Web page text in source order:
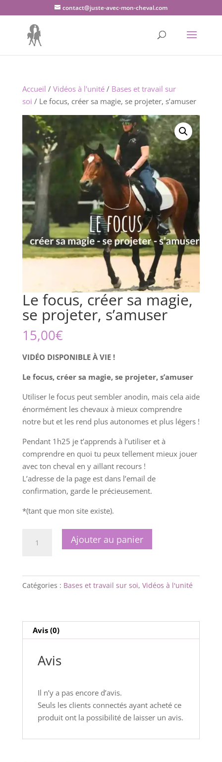
contact@juste-avec-mon-cheval.com
Accueil / Vidéos à l'unité/ Bases et travail sur
soi / Le focus, créer sa magie, se projeter, s’amuser
Le focus, créer sa magie,
se projeter, s’amuser
15,00€
VIDÉO DISPONIBLE À VIE !
Le focus, créer sa magie, se projeter, s’amuser
Utiliser le focus peut sembler anodin, mais cela aide
énormément les chevaux à mieux comprendre
notre but et les rend plus autonomes et plus légers !
Pendant 1h25 je t’apprends à l’utiliser et à
comprendre en quoi tu peux tellement mieux jouer
avec ton cheval en y aillant recours !
L’adresse de la page est dans l’email de
confirmation, garde le précieusement.
*(tant que mon site existe).
créer
se
projeter,
Ajouter au panier
Catégories : Bases et travail sur soi, Vidéos à l'unité
Avis (0)
Avis
Il n’y a pas encore d’avis.
Seuls les clients connectés ayant acheté ce
produit ont la possibilité de laisser un avis.